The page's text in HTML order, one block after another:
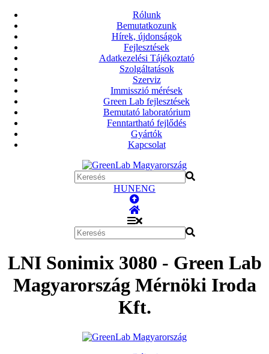
Rólunk
Bemutatkozunk
Hírek, újdonságok
Fejlesztések
Adatkezelési Tájékoztató
Szolgáltatások
Szerviz
Immisszió mérések
Green Lab fejlesztések
Bemutató laboratórium
Fenntartható fejlődés
Gyártók
Kapcsolat
HUNENG
LNI Sonimix 3080 - Green Lab
Magyarország Mérnöki Iroda
Kft.